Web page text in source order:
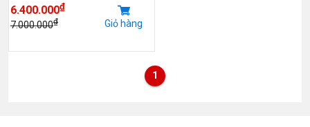
6.400.000₫
7.000.000₫ Giỏ hàng
1